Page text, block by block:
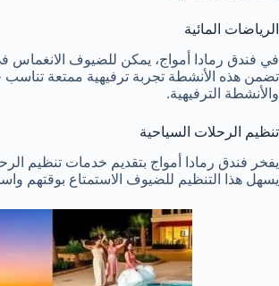
الرياضات المائية
في فندق رمادا أمواج، يمكن للضيوف الانغماس
تضمن هذه الأنشطة تجربة ترفيهية ممتعة تناسب
والأنشطة الترفيهية.
تنظيم الرحلات السياحية
يفخر فندق رمادا أمواج بتقديم خدمات تنظيم
يسهل هذا التنظيم للضيوف الاستمتاع بوقتهم